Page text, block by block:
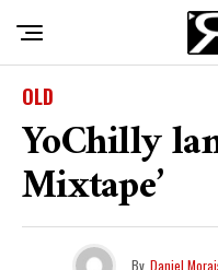
OLD
YoChilly
Mixtape’
By Daniel